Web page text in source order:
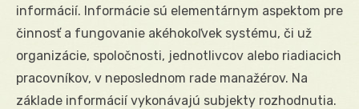
informácií. Informácie sú elementárnym aspektom pre
činnosť a fungovanie akéhokoľvek systému, či už
organizácie, spoločnosti, jednotlivcov alebo riadiacich
pracovníkov, v neposlednom rade manažérov. Na
základe informácií vykonávajú subjekty rozhodnutia.